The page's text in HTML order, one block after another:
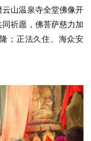
云山温泉寺全堂佛像开
祈愿，佛菩萨慈力加
；正法久住、海众安